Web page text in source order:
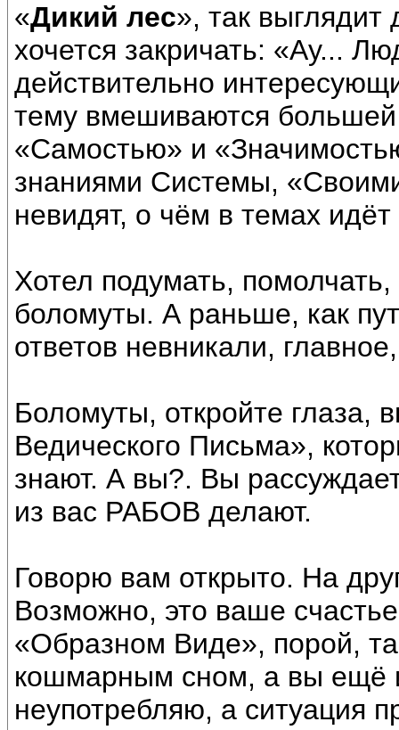
«Дикий лес», так выглядит
хочется закричать: «Ау...
действительно
тему вмешиваются
«Самостью» и
знаниями Системы,
невидят, о чём в темах идёт
Хотел подумать,
боломуты. А раньше, как
ответов невникали,
Боломуты, откройте глаза,
Ведического Письма»,
знают. А вы?. Вы
из вас РАБОВ делают.
Говорю вам открыто. На
Возможно, это ваше
«Образном Виде», порой,
кошмарным сном, а вы ещё
неупотребляю, а ситуация